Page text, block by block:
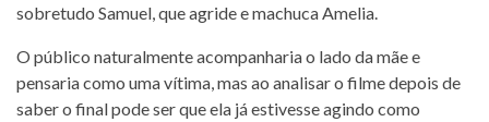
sobretudo Samuel, que agride e machuca Amelia.
O público naturalmente acompanharia o lado da mãe e
pensaria como uma vítima, mas ao analisar o filme depois de
saber o final pode ser que ela já estivesse agindo como